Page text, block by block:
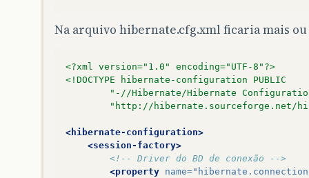
Na arquivo hibernate.cfg.xml ficaria mais ou
<?xml version="1.0" encoding="UTF-8"?>
<!DOCTYPE hibernate-configuration PUBLIC
"-//Hibernate/Hibernate
"http://hibernate.sourceforge.net/
<hibernate-configuration>
<session-factory>
<!-- Driver do BD de conexão -->
<property name=